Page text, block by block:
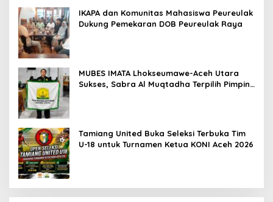
IKAPA dan Komunitas Mahasiswa Peureulak
Dukung Pemekaran DOB Peureulak Raya
MUBES IMATA Lhokseumawe-Aceh Utara
Sukses, Sabra Al Muqtadha Terpilih Pimpin
Tamiang United Buka Seleksi Terbuka Tim
U-18 untuk Turnamen Ketua KONI Aceh 2026